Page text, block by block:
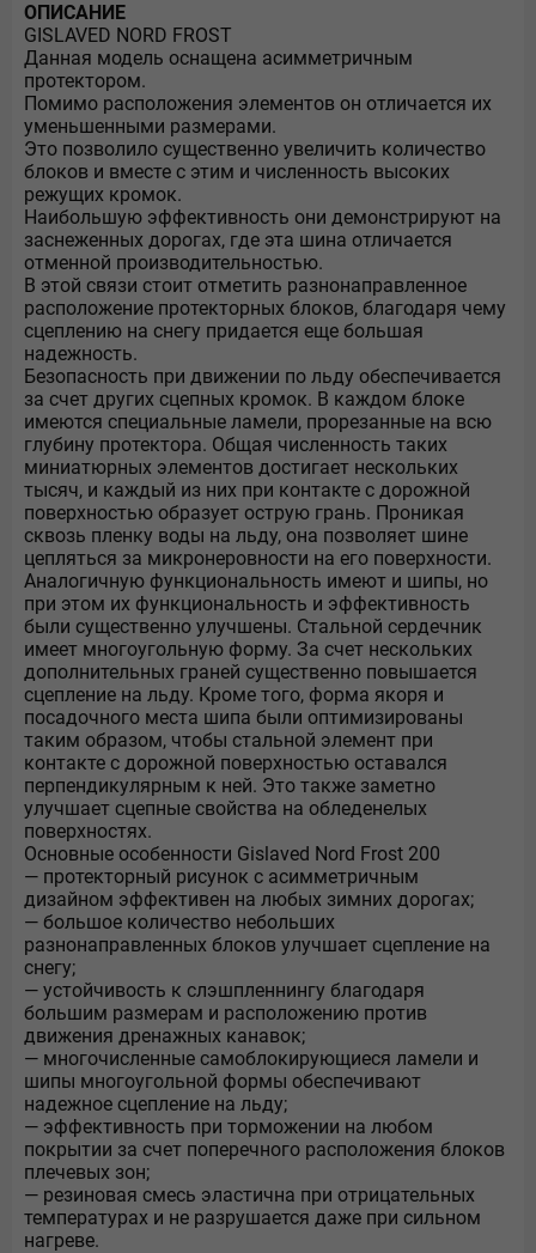
ОПИСАНИЕ
GISLAVED NORD FROST
Данная модель оснащена асимметричным
протектором.
Помимо расположения элементов он отличается их
уменьшенными размерами.
Это позволило существенно увеличить количество
блоков и вместе с этим и численность высоких
режущих кромок.
Наибольшую эффективность они демонстрируют на
заснеженных дорогах, где эта шина отличается
отменной производительностью.
В этой связи стоит отметить разнонаправленное
расположение протекторных блоков, благодаря чему
сцеплению на снегу придается еще большая
надежность.
Безопасность при движении по льду обеспечивается
за счет других сцепных кромок. В каждом блоке
имеются специальные ламели, прорезанные на всю
глубину протектора. Общая численность таких
миниатюрных элементов достигает нескольких
тысяч, и каждый из них при контакте с дорожной
поверхностью образует острую грань. Проникая
сквозь пленку воды на льду, она позволяет шине
цепляться за микронеровности на его поверхности.
Аналогичную функциональность имеют и шипы, но
при этом их функциональность и эффективность
были существенно улучшены. Стальной сердечник
имеет многоугольную форму. За счет нескольких
дополнительных граней существенно повышается
сцепление на льду. Кроме того, форма якоря и
посадочного места шипа были оптимизированы
таким образом, чтобы стальной элемент при
контакте с дорожной поверхностью оставался
перпендикулярным к ней. Это также заметно
улучшает сцепные свойства на обледенелых
поверхностях.
Основные особенности Gislaved Nord Frost 200
— протекторный рисунок с асимметричным
дизайном эффективен на любых зимних дорогах;
— большое количество небольших
разнонаправленных блоков улучшает сцепление на
снегу;
— устойчивость к слэшпленнингу благодаря
большим размерам и расположению против
движения дренажных канавок;
— многочисленные самоблокирующиеся ламели и
шипы многоугольной формы обеспечивают
надежное сцепление на льду;
— эффективность при торможении на любом
покрытии за счет поперечного расположения блоков
плечевых зон;
— резиновая смесь эластична при отрицательных
температурах и не разрушается даже при сильном
нагреве.